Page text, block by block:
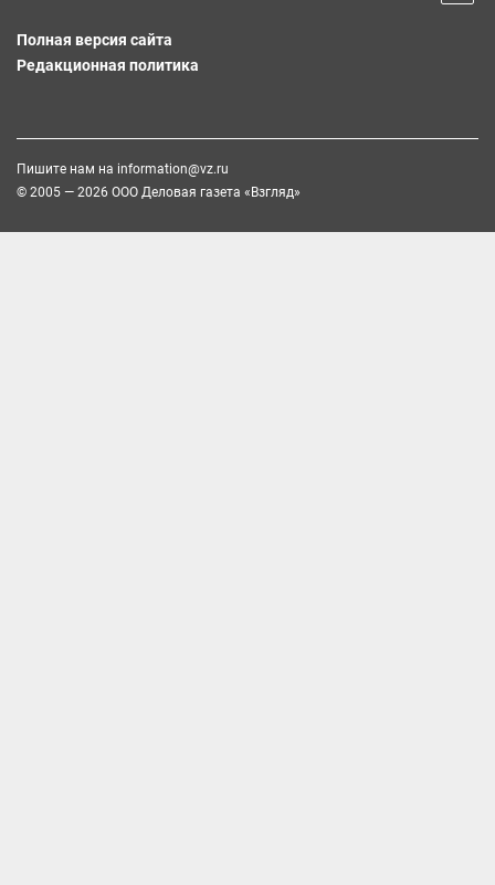
Полная версия сайта
Редакционная политика
Пишите нам на information@vz.ru
© 2005 — 2026 ООО Деловая газета «Взгляд»